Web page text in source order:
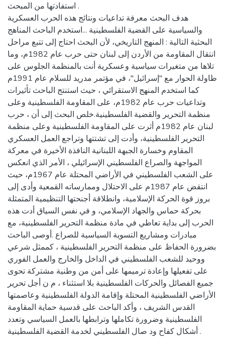
استفادتها من المبحث .
هدف البحث معرفة تداعيات ونتائج هذه الحرب العسكرية
والسياسية على القضية الفلسطينية ...استخدم الباحث المناهج
البحثية التالية : المنهج التاريخي، لأن البحث احتاج إلى تتبع مراحل
انتقال المقاومة من الأردن إلى لبنان حتى حرب عام 1982م، وما
تلاها من متغيرات سياسية وعسكرية أنت بالمنظمة الجلوس على
طاولة الحوار مع "إسرائيل"، في مؤتمر مدريد للسلام عام 1991م
كما استخدم المنهج الاستقرائي ، حيث استنتج الباحث تأثيرات
وتداعيات حرب عام 1982م، على المقاومة الفلسطينية وعلى
منظمة التحرير والقضية الفلسطينية.خلص البحث إلى أن ، حرب
لبنان عام 1982م أثرت على المقاومة الفلسطينية وعلى منظمة
التحرير الفلسطينية، وأدت إلى تشتتها وتراجع العمل العسكري
المقاوم وخسارة الجبهة اللبنانية النافذة الأخيرة في معركة
المواجهة والصراع الفلسطيني الإسرائيلي ، الأمر الذي انعكس
على الشعب الفلسطيني في الأراضي المحتلة عام 1967م، حيث
انتقض عام 1987م على الاحتلال وممارساته القمعية وأدى إلى
بروز قوة الحركة الإسلامية، وانطلاقة أجنحتها التنظيمية المتمثلة
بحركة حماس والجهاد الإسلامي، و في نفس السياق أدت هذه
الحرب إلى بداية تعاطي في مادة منظمة التحرير الفلسطينية، مع
مبادرات ومشاريع التسوية السياسية للصراع .أوصى الباحث
بضرورة الحفاظ على منظمة التحرير الفلسطينية ، كممثل شرعي
ووحيد للشعب الفلسطيني في الداخل والخارج والعمل الفوري
على تفعيلها وإعادة ترميمها على أمن من وطنية مشتركة تحوى
جميع الفصائل والحركات الفلسطينية بلا استثناء ، م ن أجل تحرير
الأراضي الفلسطينية المحتلة وإقامة الدولة الفلسطينية وعاصمتها
القدس الشريف ، وأكد الباحث على قدسية حماية المقاومة
الفلسطينية وضرورة تكاملها وترابطها بالعمل السياسي وتعدد
أشكال كفاح ود صال الفلسطيني لخدمة القضية الفلسطينية .